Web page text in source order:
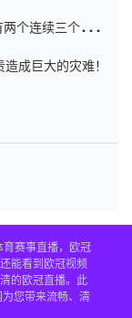
个连续三个连续
成巨大的灾难！
赛事直播，欧冠
能看到欧冠视频
的欧冠直播。此
您带来流畅、清